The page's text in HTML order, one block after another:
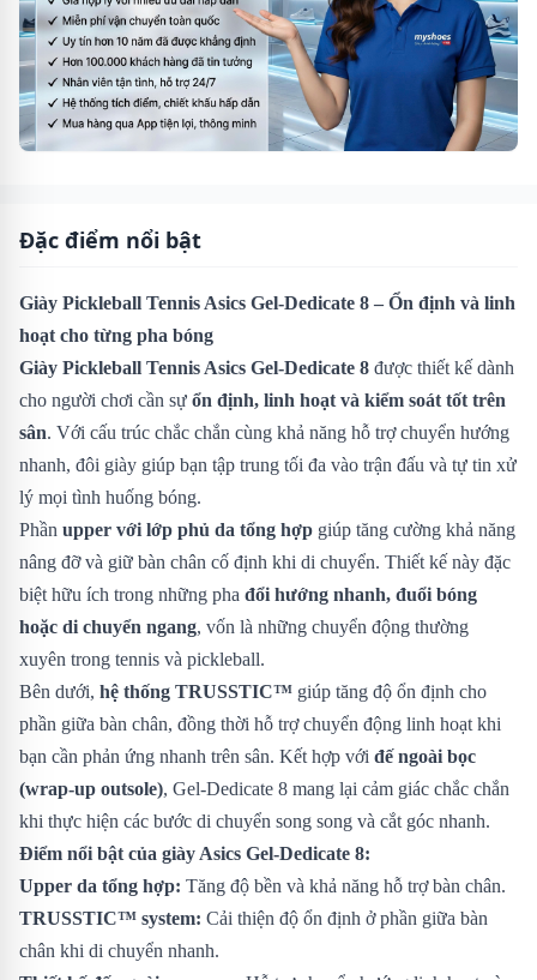
Đặc điểm nổi bật
Giày Pickleball Tennis Asics Gel-Dedicate 8 – Ổn định và linh
hoạt cho từng pha bóng
Giày Pickleball Tennis Asics Gel-Dedicate 8 được thiết kế dành
cho người chơi cần sự ổn định, linh hoạt và kiểm soát tốt trên
sân. Với cấu trúc chắc chắn cùng khả năng hỗ trợ chuyển hướng
nhanh, đôi giày giúp bạn tập trung tối đa vào trận đấu và tự tin xử
lý mọi tình huống bóng.
Phần upper với lớp phủ da tổng hợp giúp tăng cường khả năng
nâng đỡ và giữ bàn chân cố định khi di chuyển. Thiết kế này đặc
biệt hữu ích trong những pha đổi hướng nhanh, đuổi bóng
hoặc di chuyển ngang, vốn là những chuyển động thường
xuyên trong tennis và pickleball.
Bên dưới, hệ thống TRUSSTIC™ giúp tăng độ ổn định cho
phần giữa bàn chân, đồng thời hỗ trợ chuyển động linh hoạt khi
bạn cần phản ứng nhanh trên sân. Kết hợp với đế ngoài bọc
(wrap-up outsole), Gel-Dedicate 8 mang lại cảm giác chắc chắn
khi thực hiện các bước di chuyển song song và cắt góc nhanh.
Điểm nổi bật của giày Asics Gel-Dedicate 8:
Upper da tổng hợp: Tăng độ bền và khả năng hỗ trợ bàn chân.
TRUSSTIC™ system: Cải thiện độ ổn định ở phần giữa bàn
chân khi di chuyển nhanh.